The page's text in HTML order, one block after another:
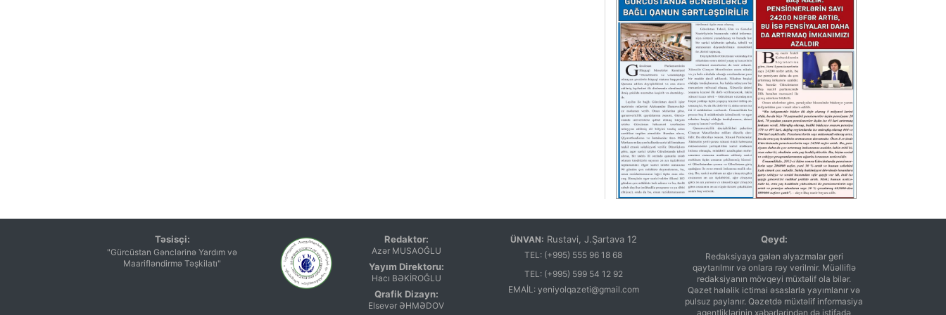
Təsisçi:
"Gürcüstan Gənclərinə Yardım və
Maarifləndirmə Təşkilatı"
Redaktor:
Azər MUSAOĞLU
Yayım Direktoru:
Hacı BƏKİROĞLU
Qrafik Dizayn:
Elsevər ƏHMƏDOV
ÜNVAN: Rustavi, J.Şartava 12
TEL: (+995) 555 96 18 68
TEL: (+995) 599 54 12 92
EMAİL: yeniyolqazeti@gmail.com
Qeyd:
Redaksiyaya gələn əlyazmalar geri
qaytarılmır və onlara rəy verilmir. Müəlliflə
redaksiyanın mövqeyi müxtəlif ola bilər.
Qəzet hələlik ictimai əsaslarla yayımlanır və
pulsuz paylanır. Qəzetdə müxtəlif informasiya
agentliklərinin xəbərlərindən də istifadə